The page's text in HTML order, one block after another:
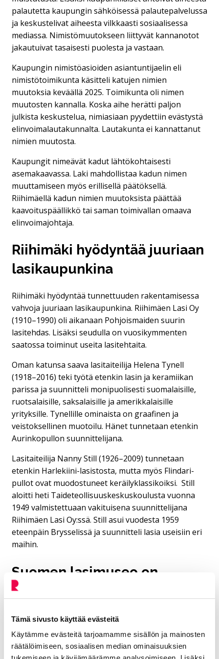
Tämä sivusto käyttää evästeitä
Käytämme evästeitä tarjoamamme sisällön ja mainosten
räätälöimiseen, sosiaalisen median ominaisuuksien
palautetta kaupungin sähköisessä palautepalvelussa
ja keskustelivat aiheesta vilkkaasti sosiaalisessa
mediassa. Nimistömuutokseen liittyvät kannanotot
jakautuivat tasaisesti puolesta ja vastaan.
Kaupungin nimistöasioiden asiantuntijaelin eli
nimistötoimikunta käsitteli katujen nimien
muutoksia keväällä 2025. Toimikunta oli nimen
muutosten kannalla. Koska aihe herätti paljon
julkista keskustelua, nimiasiaan pyydettiin evästystä
elinvoimalautakunnalta. Lautakunta ei kannattanut
nimien muutosta.
Kaupungit nimeävät kadut lähtökohtaisesti
asemakaavassa. Laki mahdollistaa kadun nimen
muuttamiseen myös erillisellä päätöksellä.
Riihimäellä kadun nimien muutoksista päättää
kaavoituspäällikkö tai saman toimivallan omaava
elinvoimajohtaja.
Riihimäki hyödyntää juuriaan
lasikaupunkina
Riihimäki hyödyntää tunnettuuden rakentamisessa
vahvoja juuriaan lasikaupunkina. Riihimäen Lasi Oy
(1910–1990) oli aikanaan Pohjoismaiden suurin
lasitehdas. Lisäksi seudulla on vuosikymmenten
saatossa toiminut useita lasitehtaita.
Oman katunsa saava lasitaiteilija Helena Tynell
(1918–2016) teki työtä etenkin lasin ja keramiikan
parissa ja suunnitteli monipuolisesti suomalaisille,
ruotsalaisille, saksalaisille ja amerikkalaisille
yrityksille. Tynellille ominaista on graafinen ja
veistoksellinen muotoilu. Hänet tunnetaan etenkin
Aurinkopullon suunnittelijana.
Lasitaiteilija Nanny Still (1926–2009) tunnetaan
etenkin Harlekiini-lasistosta, mutta myös Flindari-
pullot ovat muodostuneet keräilyklassikoiksi. Still
aloitti heti Taideteollisuuskeskuskoulusta vuonna
1949 valmistettuaan vakituisena suunnittelijana
Riihimäen Lasi Oy:ssä. Still asui vuodesta 1959
eteenpäin Brysselissä ja suunnitteli lasia useisiin eri
maihin.
Suomen lasimuseo on
Riihimäen suosituin
Suomen lasimuseo avautui nykyisiin tiloihinsa
vuonna 1981. Museonäyttelyt suunnitteli